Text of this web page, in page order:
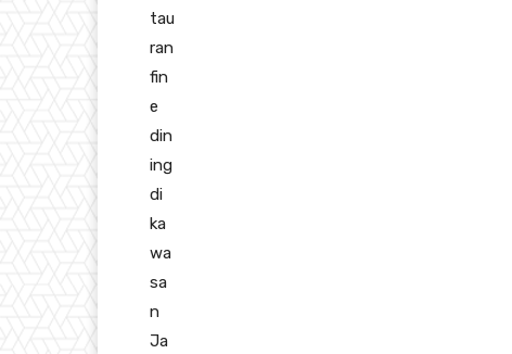
tau
ran
fin
e
din
ing
di
ka
wa
sa
n
Ja